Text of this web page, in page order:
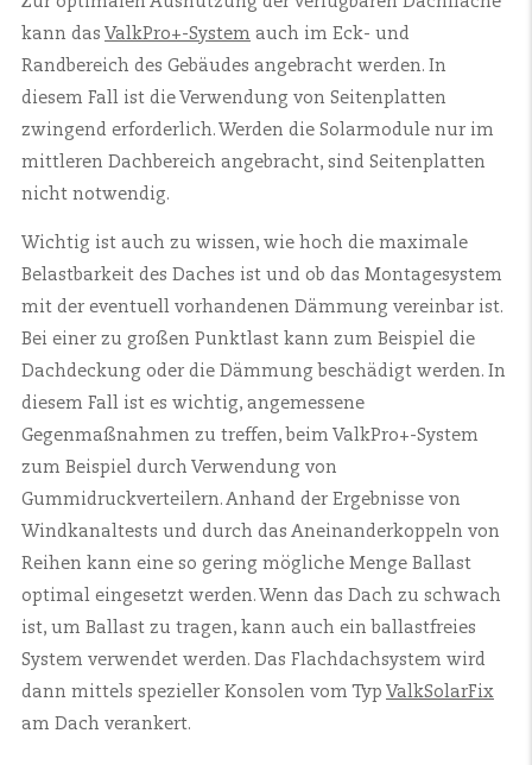
kann das ValkPro+-System auch im Eck- und
Randbereich des Gebäudes angebracht werden. In
diesem Fall ist die Verwendung von Seitenplatten
zwingend erforderlich. Werden die Solarmodule nur im
mittleren Dachbereich angebracht, sind Seitenplatten
nicht notwendig.
Wichtig ist auch zu wissen, wie hoch die maximale
Belastbarkeit des Daches ist und ob das Montagesystem
mit der eventuell vorhandenen Dämmung vereinbar ist.
Bei einer zu großen Punktlast kann zum Beispiel die
Dachdeckung oder die Dämmung beschädigt werden. In
diesem Fall ist es wichtig, angemessene
Gegenmaßnahmen zu treffen, beim ValkPro+-System
zum Beispiel durch Verwendung von
Gummidruckverteilern. Anhand der Ergebnisse von
Windkanaltests und durch das Aneinanderkoppeln von
Reihen kann eine so gering mögliche Menge Ballast
optimal eingesetzt werden. Wenn das Dach zu schwach
ist, um Ballast zu tragen, kann auch ein ballastfreies
System verwendet werden. Das Flachdachsystem wird
dann mittels spezieller Konsolen vom Typ ValkSolarFix
am Dach verankert.